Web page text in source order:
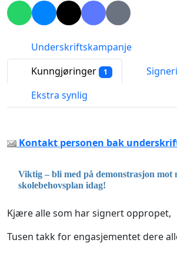
Underskriftskampanje
Kunngjøringer
1
Ekstra synlig
Kontakt personen bak
Viktig – bli med på demonstrasjon mot
skolebehovsplan idag!
Kjære alle som har signert oppropet,
Tusen takk for engasjementet dere